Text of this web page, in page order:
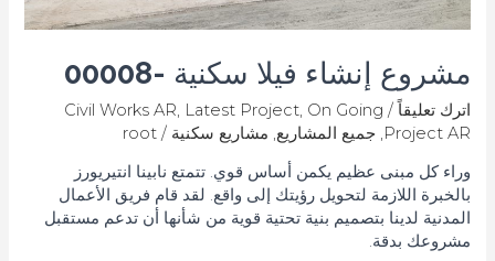
مشروع إنشاء فيلا سكنية -00008
اترك تعليقاً /
Civil Works AR, Latest Project, On Going
Project AR
, جميع المشاريع, مشاريع سكنية /
root
وراء كل مبنى عظيم يكمن أساس قوي. تتمتع نابينا انتيريورز
بالخبرة اللازمة لتحويل رؤيتك إلى واقع. لقد قام فريق الأعمال
المدنية لدينا بتصميم بنية تحتية قوية من شأنها أن تدعم مستقبل
مشروعك بدقة.